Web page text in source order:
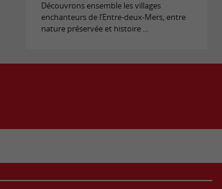
Découvrons ensemble les villages
enchanteurs de l’Entre-deux-Mers, entre
nature préservée et histoire ...